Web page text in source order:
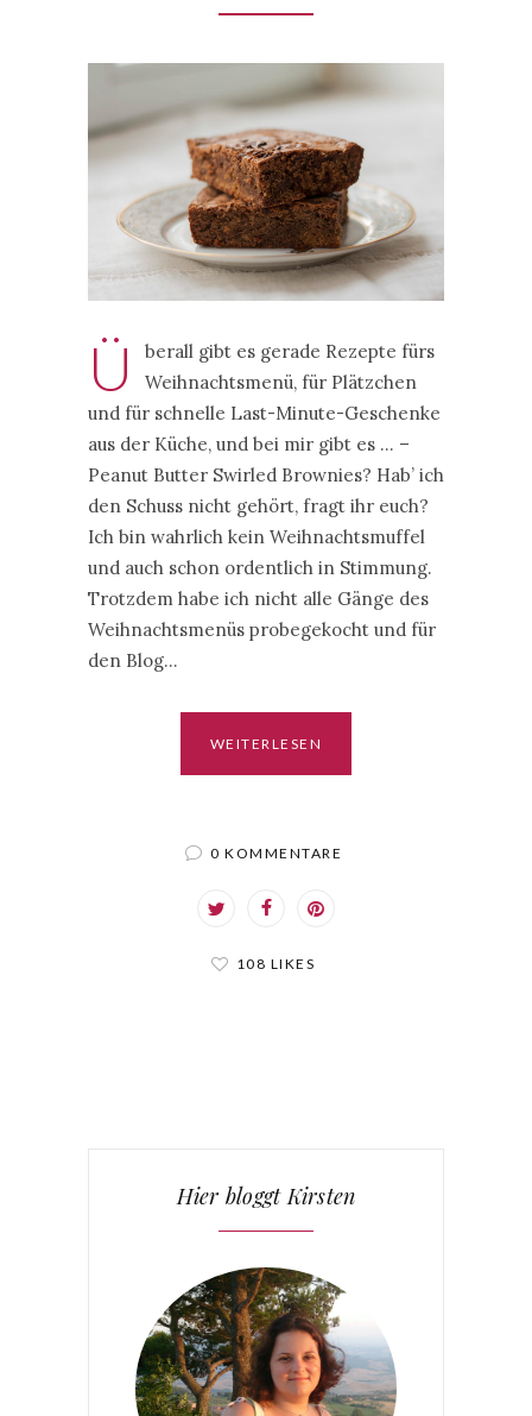
Ü
berall gibt es gerade Rezepte fürs
Weihnachtsmenü, für Plätzchen
und für schnelle Last-Minute-Geschenke
aus der Küche, und bei mir gibt es … –
Peanut Butter Swirled Brownies? Hab’ ich
den Schuss nicht gehört, fragt ihr euch?
Ich bin wahrlich kein Weihnachtsmuffel
und auch schon ordentlich in Stimmung.
Trotzdem habe ich nicht alle Gänge des
Weihnachtsmenüs probegekocht und für
den Blog…
WEITERLESEN
0 KOMMENTARE
108 LIKES
Hier bloggt Kirsten